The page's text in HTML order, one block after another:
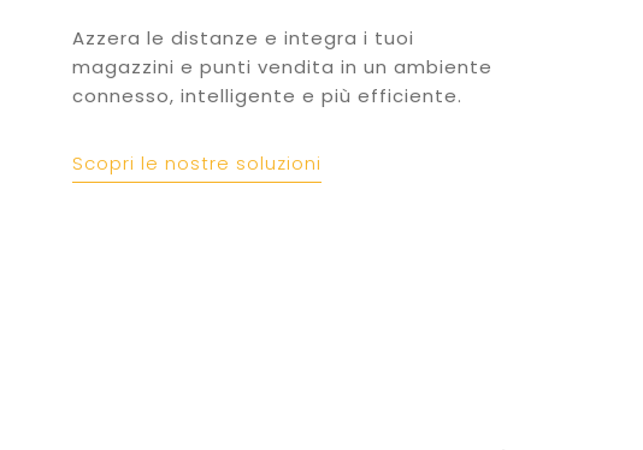
Azzera le distanze e integra i tuoi
magazzini e punti vendita in un ambiente
connesso, intelligente e più efficiente.
Scopri le nostre soluzioni